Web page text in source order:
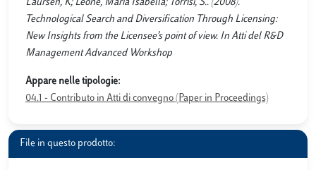
Laursen, K; Leone, Maria Isabella; Torrisi, S.. (2008).
Technological Search and Diversification Through Licensing:
New Insights from the Licensee’s point of view. In Atti del R&D
Management Advanced Workshop
Appare nelle tipologie:
04.1 - Contributo in Atti di convegno (Paper in Proceedings)
File in questo prodotto: